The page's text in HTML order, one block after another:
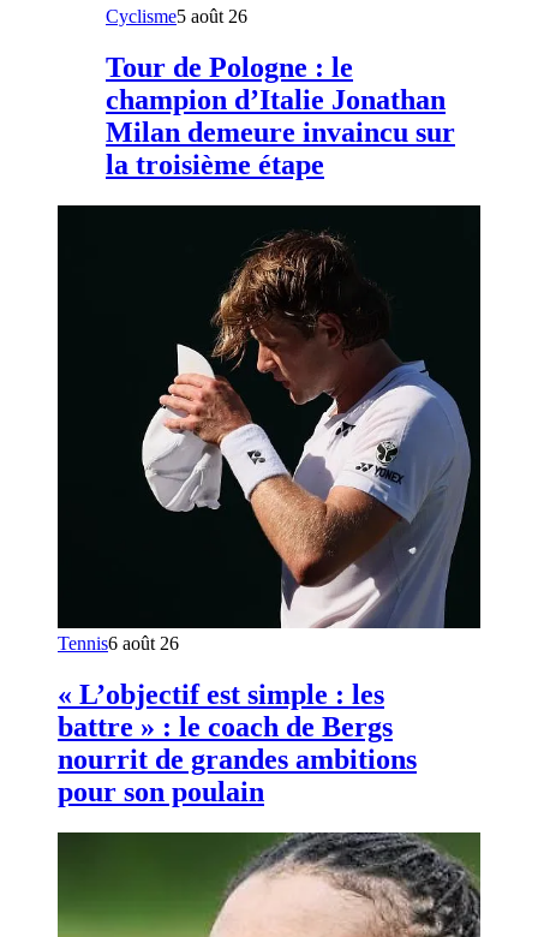
Cyclisme5 août 26
Tour de Pologne : le
champion d’Italie Jonathan
Milan demeure invaincu sur
la troisième étape
Tennis6 août 26
« L’objectif est simple : les
battre » : le coach de Bergs
nourrit de grandes ambitions
pour son poulain